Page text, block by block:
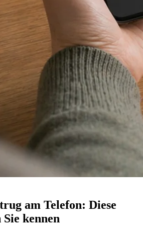
am Telefon: Diese
kennen